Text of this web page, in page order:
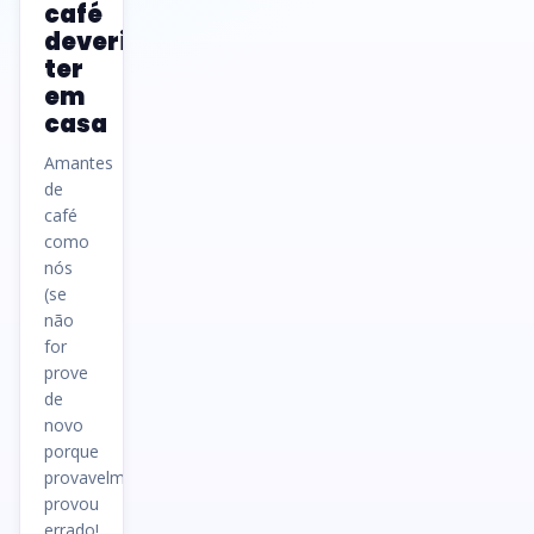
café
deveria
ter
em
casa
Amantes
de
café
como
nós
(se
não
for
prove
de
novo
porque
provavelmente
provou